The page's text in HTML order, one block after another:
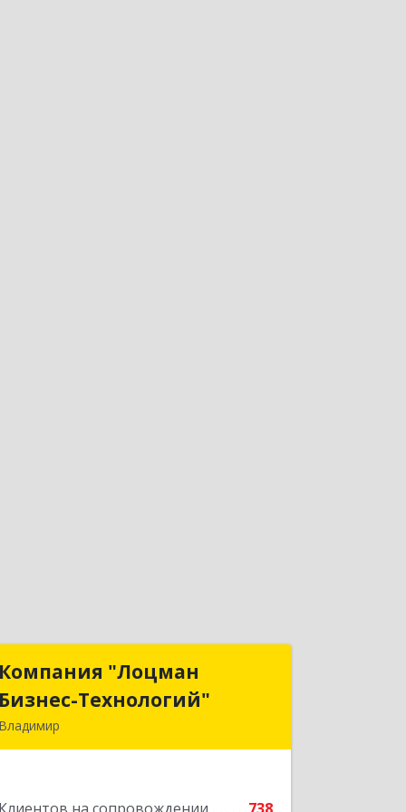
Компания "Лоцман
Бизнес-Технологий"
Владимир
Компания "Лоцман
Бизнес-Технологий"